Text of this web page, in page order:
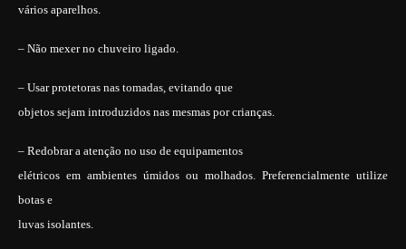
vários aparelhos.
– Não mexer no chuveiro ligado.
– Usar protetoras nas tomadas, evitando que
objetos sejam introduzidos nas mesmas por crianças.
– Redobrar a atenção no uso de equipamentos
elétricos em ambientes úmidos ou molhados. Preferencialmente utilize
botas e
luvas isolantes.